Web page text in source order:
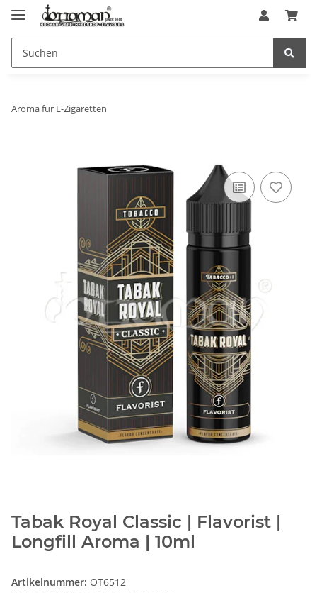
Aroma für E-Zigaretten
Tabak Royal Classic | Flavorist |
Longfill Aroma | 10ml
Artikelnummer: OT6512